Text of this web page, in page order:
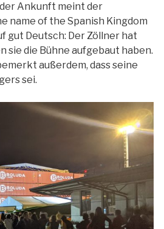
Ankunft meint der
name of the Spanish Kingdom
gut Deutsch: Der Zöllner hat
sie die Bühne aufgebaut haben.
außerdem, dass seine
sei.